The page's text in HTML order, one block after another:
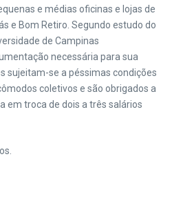
e médias oficinas e lojas de
e Bom Retiro. Segundo estudo do
de Campinas
necessária para sua
sujeitam-se a péssimas condições
coletivos e são obrigados a
em troca de dois a três salários